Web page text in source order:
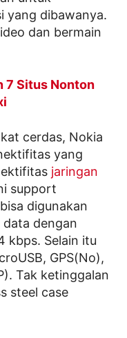
yang dibawanya.
dan bermain
7 Situs Nonton
cerdas, Nokia
yang
jaringan
support
digunakan
dengan
kbps. Selain itu
GPS(No),
Tak ketinggalan
steel case